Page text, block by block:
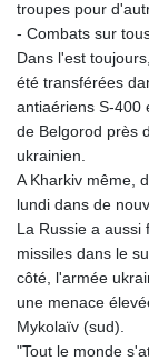
troupes pour
- Combats sur
Dans l'est
été transférées
antiaériens S-400
de Belgorod près
ukrainien.
A Kharkiv même,
lundi dans de
La Russie a aussi
missiles dans le
côté, l'armée
une menace
Mykolaïv (sud).
"Tout le monde